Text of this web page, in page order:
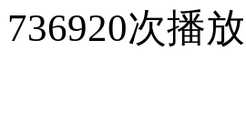
736920次播放